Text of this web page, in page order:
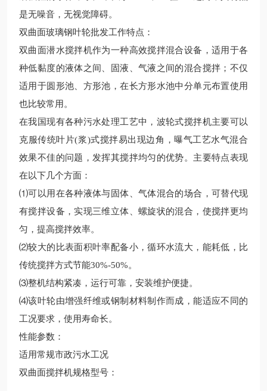
是无噪音，无视觉障碍。
双曲面玻璃钢叶轮批发工作特点：
双曲面潜水搅拌机作为一种高效搅拌混合设备，适用于各
种低黏度的液体之间、固液、气液之间的混合搅拌；不仅
适用于圆形池、方形池，在长方形水池中分单元布置使用
也比较常用。
在我国现有各种污水处理工艺中，波轮式搅拌机主要可以
克服传统叶片(浆)式搅拌易出现边角，曝气工艺水气混合
效果不佳的问题，发挥其搅拌均匀的优势。主要特点表现
在以下几个方面：
⑴可以用在各种液体与固体、气体混合的场合，可替代现
有搅拌设备，实现三维立体、螺旋状的混合，使搅拌更均
匀，提高搅拌效率。
⑵较大的比表面积叶率配备小，循环水流大，能耗低，比
传统搅拌方式节能30%-50%。
⑶整机结构紧凑，运行可靠，安装维护便捷。
⑷该叶轮由增强纤维或钢制材料制作而成，能适应不同的
工况要求，使用寿命长。
性能参数：
适用常规市政污水工况
双曲面搅拌机规格型号：